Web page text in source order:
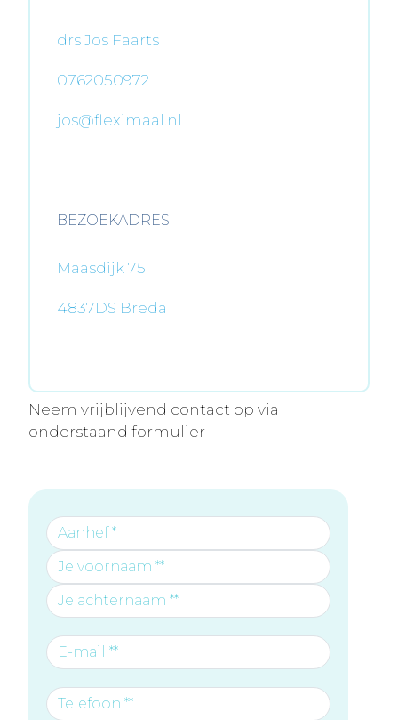
drs Jos Faarts
0762050972
jos@fleximaal.nl
BEZOEKADRES
Maasdijk 75
4837DS Breda
Neem vrijblijvend contact op via
onderstaand formulier